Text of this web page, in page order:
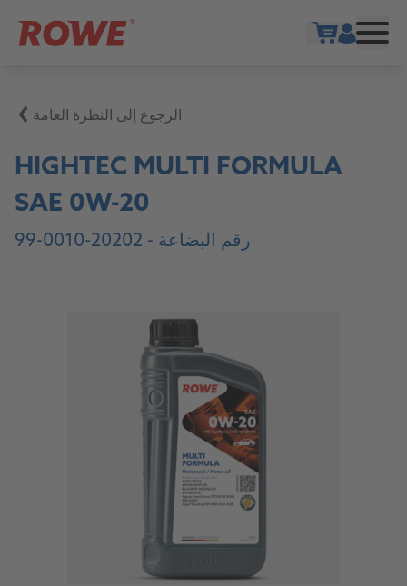
الرجوع إلى النظرة العامة
HIGHTEC MULTI FORMULA
SAE 0W-20
رقم البضاعة - 20202-0010-99